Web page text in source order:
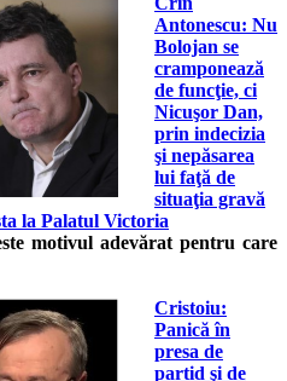
Antonescu: Nu
Bolojan se
cramponează
de funcţie, ci
Nicuşor Dan,
prin indecizia
şi nepăsarea
lui faţă de
situaţia gravă
la Palatul Victoria
motivul adevărat pentru care
Cristoiu:
Panică în
presa de
partid şi de